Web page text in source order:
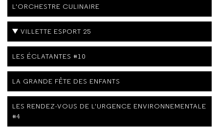
L'ORCHESTRE CULINAIRE
VILLETTE ESPORT 25
LES ÉCLATANTES #10
LA GRANDE FÊTE DES ENFANTS
LES RENDEZ-VOUS DE L'URGENCE ENVIRONNEMENTALE
#4